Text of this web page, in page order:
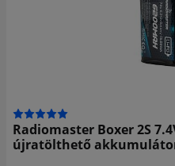
Radiomaster Boxer 2S
újratölthető